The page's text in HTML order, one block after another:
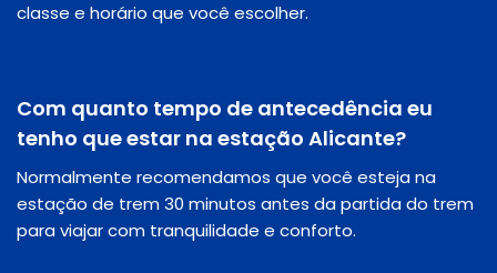
classe e horário que você escolher.
Com quanto tempo de antecedência eu
tenho que estar na estação Alicante?
Normalmente recomendamos que você esteja na
estação de trem 30 minutos antes da partida do trem
para viajar com tranquilidade e conforto.